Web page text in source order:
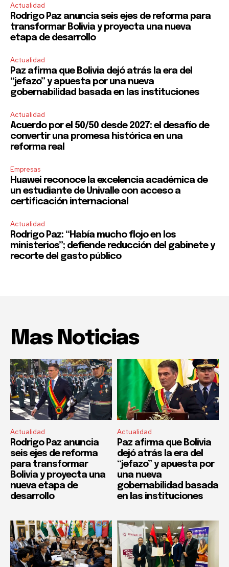
Actualidad
Rodrigo Paz anuncia seis ejes de reforma para
transformar Bolivia y proyecta una nueva
etapa de desarrollo
Actualidad
Paz afirma que Bolivia dejó atrás la era del
“jefazo” y apuesta por una nueva
gobernabilidad basada en las instituciones
Actualidad
Acuerdo por el 50/50 desde 2027: el desafío de
convertir una promesa histórica en una
reforma real
Empresas
Huawei reconoce la excelencia académica de
un estudiante de Univalle con acceso a
certificación internacional
Actualidad
Rodrigo Paz: “Había mucho flojo en los
ministerios”; defiende reducción del gabinete y
recorte del gasto público
Mas Noticias
Actualidad
Rodrigo Paz anuncia
seis ejes de reforma
para transformar
Bolivia y proyecta una
nueva etapa de
desarrollo
Actualidad
Paz afirma que Bolivia
dejó atrás la era del
“jefazo” y apuesta por
una nueva
gobernabilidad basada
en las instituciones